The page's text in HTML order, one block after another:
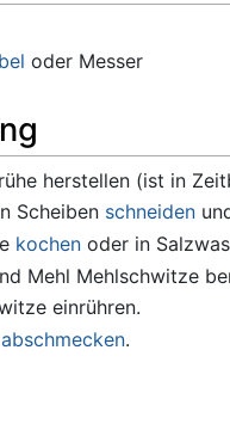
oder Messer
herstellen (ist in
Scheiben schneiden
kochenoder in
Mehl Mehlschwitze
einrühren.
abschmecken.